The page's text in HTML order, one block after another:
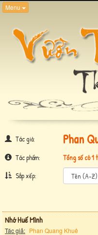
Menu
Tác giả: Phan
Tác phẩm:
Tổng số có 1
Sắp xếp:
Nhớ Huế Mình
Tác giả: Phan Quang Khuê